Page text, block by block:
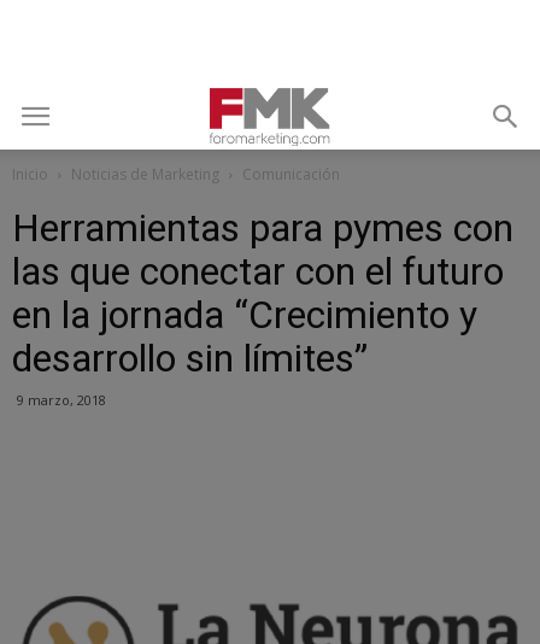
Inicio Noticias de Marketing Comunicación
Herramientas para pymes con
las que conectar con el futuro
en la jornada “Crecimiento y
desarrollo sin límites”
9 marzo, 2018